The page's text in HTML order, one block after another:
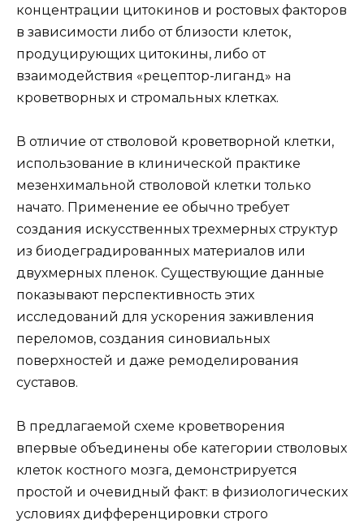
концентрации цитокинов и ростовых факторов
в зависимости либо от близости клеток,
продуцирующих цитокины, либо от
взаимодействия «рецептор-лиганд» на
кроветворных и стромальных клетках.
В отличие от стволовой кроветворной клетки,
использование в клинической практике
мезенхимальной стволовой клетки только
начато. Применение ее обычно требует
создания искусственных трехмерных структур
из биодеградированных материалов или
двухмерных пленок. Существующие данные
показывают перспективность этих
исследований для ускорения заживления
переломов, создания синовиальных
поверхностей и даже ремоделирования
суставов.
В предлагаемой схеме кроветворения
впервые объединены обе категории стволовых
клеток костного мозга, демонстрируется
простой и очевидный факт: в физиологических
условиях дифференцировки строго